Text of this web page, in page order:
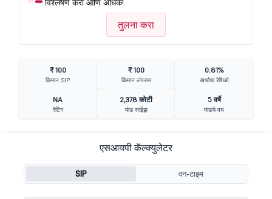
विश्लेषण करा आणि अधिक!
तुलना करा
₹ 100
किमान SIP
₹ 100
किमान लंपसम
0.81%
खर्चाचा रेशिओ
NA
रेटिंग
2,378 कोटी
फंड साईझ
5 वर्षे
फंडचे वय
एसआयपी कॅल्क्युलेटर
SIP वन-टाइम